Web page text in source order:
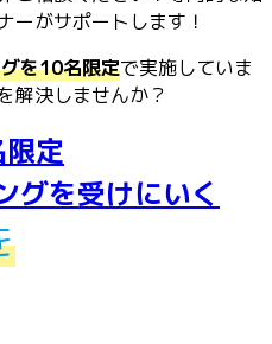
ーがサポートします！
を10名限定で実施していま
解決しませんか？
定
グを受けにいく